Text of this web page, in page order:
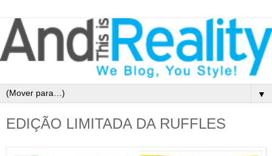
▼
EDIÇÃO LIMITADA DA RUFFLES